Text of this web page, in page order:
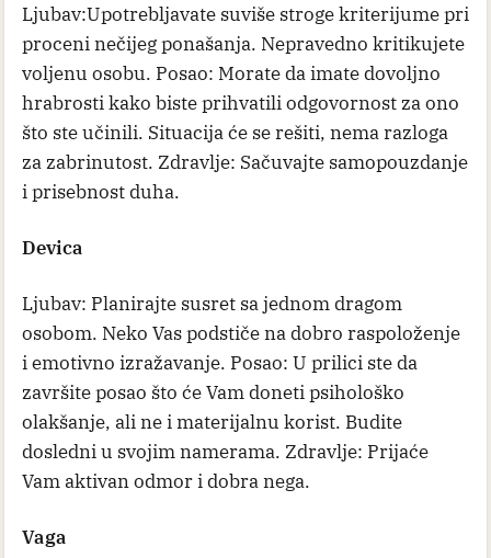
Ljubav:Upotrebljavate suviše stroge kriterijume pri
proceni nečijeg ponašanja. Nepravedno kritikujete
voljenu osobu. Posao: Morate da imate dovoljno
hrabrosti kako biste prihvatili odgovornost za ono
što ste učinili. Situacija će se rešiti, nema razloga
za zabrinutost. Zdravlje: Sačuvajte samopouzdanje
i prisebnost duha.
Devica
Ljubav: Planirajte susret sa jednom dragom
osobom. Neko Vas podstiče na dobro raspoloženje
i emotivno izražavanje. Posao: U prilici ste da
završite posao što će Vam doneti psihološko
olakšanje, ali ne i materijalnu korist. Budite
dosledni u svojim namerama. Zdravlje: Prijaće
Vam aktivan odmor i dobra nega.
Vaga